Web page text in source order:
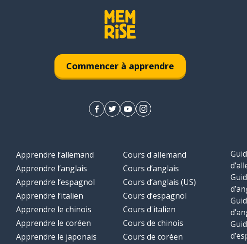
Commencer à apprendre
Apprendre l’allemand
Apprendre l’anglais
Apprendre l’espagnol
Apprendre l’italien
Apprendre le chinois
Apprendre le coréen
Apprendre le japonais
Cours d'allemand
Cours d’anglais
Cours d’anglais (US)
Cours d’espagnol
Cours d'italien
Cours de chinois
Cours de coréen